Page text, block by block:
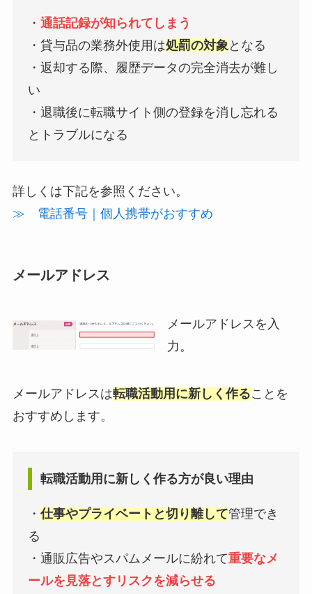
・通話記録が知られてしまう
・貸与品の業務外使用は処罰の対象 となる
・返却する際、履歴データの完全消去が難し
い
・退職後に転職サイト側の登録を消し忘れる
とトラブルになる
詳しくは下記を参照ください。
≫ 電話番号｜個人携帯がおすすめ
メールアドレス
メールアドレスを入
力。
メールアドレスは転職活動用に新しく作ることを
おすすめします。
転職活動用に新しく作る方が良い理由
・仕事やプライベートと切り離して管理でき
る
・通販広告やスパムメールに紛れて重要なメ
ールを見落とすリスクを減らせる